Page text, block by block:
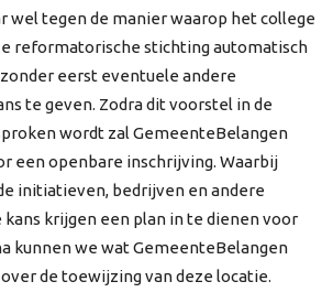
wel tegen de manier waarop het college
reformatorische stichting automatisch
eerst eventuele andere
te geven. Zodra dit voorstel in de
wordt zal GemeenteBelangen
een openbare inschrijving. Waarbij
initiatieven, bedrijven en andere
krijgen een plan in te dienen voor
kunnen we wat GemeenteBelangen
de toewijzing van deze locatie.